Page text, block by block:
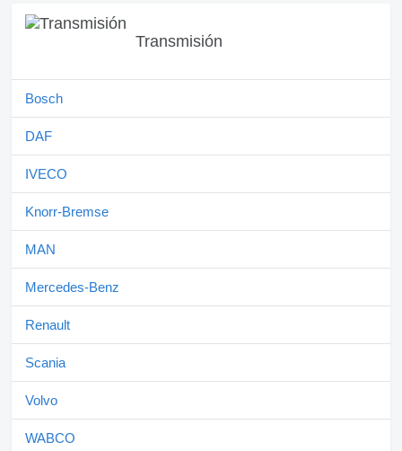
Transmisión
Bosch
DAF
IVECO
Knorr-Bremse
MAN
Mercedes-Benz
Renault
Scania
Volvo
WABCO